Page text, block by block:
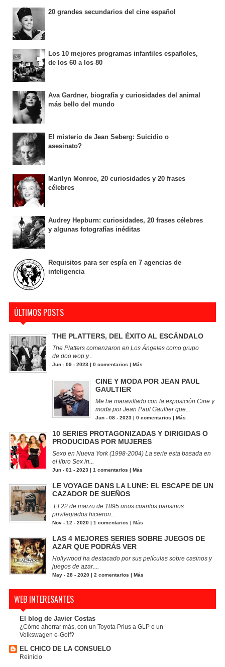
20 grandes secundarios del cine español
Los 10 mejores programas infantiles españoles,
de los 60 a los 80
Ava Gardner, biografía y curiosidades del animal
más bello del mundo
El misterio de Jean Seberg: Suicidio o
asesinato?
Marilyn Monroe, 20 curiosidades y 20 frases
célebres
Audrey Hepburn: curiosidades, 20 frases célebres
y algunas fotografías inéditas
Requisitos para ser espía en 7 agencias de
inteligencia
ÚLTIMOS POSTS
THE PLATTERS, DEL ÉXITO AL ESCÁNDALO
The Platters comenzaron en Los Ángeles como grupo
de doo wop y...
Jun - 09 - 2023 | 0 comentarios | Más
CINE Y MODA POR JEAN PAUL
GAULTIER
Me he maravillado con la exposición Cine y
moda por Jean Paul Gaultier que...
Jun - 08 - 2023 | 0 comentarios | Más
10 SERIES PROTAGONIZADAS Y DIRIGIDAS O
PRODUCIDAS POR MUJERES
Sexo en Nueva York (1998-2004) La serie esta basada en
el libro Sex in...
Jun - 01 - 2023 | 1 comentarios Más
LE VOYAGE DANS LA LUNE: EL ESCAPE DE UN
CAZADOR DE SUEÑOS
El 22 de marzo de 1895 unos cuantos parisinos
privilegiados hicieron...
Nov - 12 - 2020 | 1 comentarios | Más
LAS 4 MEJORES SERIES SOBRE JUEGOS DE
AZAR QUE PODRÁS VER
Hollywood ha destacado por sus películas sobre casinos y
juegos de azar....
May - 28 - 2020 | 2 comentarios | Más
WEB INTERESANTES
El blog de Javier Costas
¿Cómo ahorrar más, con un Toyota Prius a GLP o un
Volkswagen e-Golf?
EL CHICO DE LA CONSUELO
Reinicio